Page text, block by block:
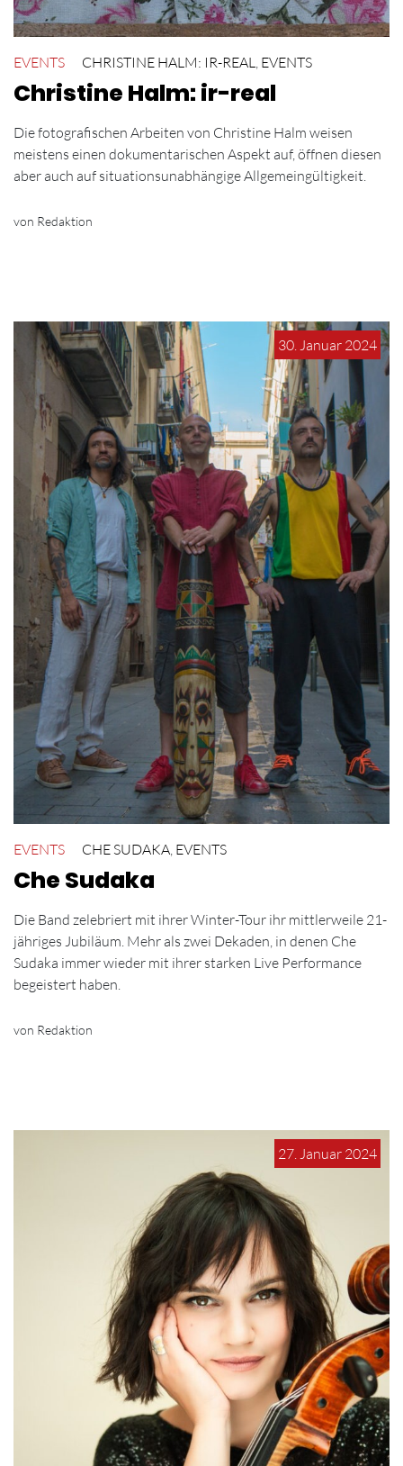
EVENTS CHRISTINE HALM: IR-REAL, EVENTS
Christine Halm: ir-real
Die fotografischen Arbeiten von Christine Halm weisen
meistens einen dokumentarischen Aspekt auf, öffnen diesen
aber auch auf situationsunabhängige Allgemeingültigkeit.
von Redaktion
30. Januar 2024
EVENTS CHE SUDAKA EVENTS
Che Sudaka
Die Band zelebriert mit ihrer Winter-Tour ihr mittlerweile 21-
jähriges Jubiläum. Mehr als zwei Dekaden, in denen Che
Sudaka immer wieder mit ihrer starken Live Performance
begeistert haben.
von Redaktion
27. Januar 2024